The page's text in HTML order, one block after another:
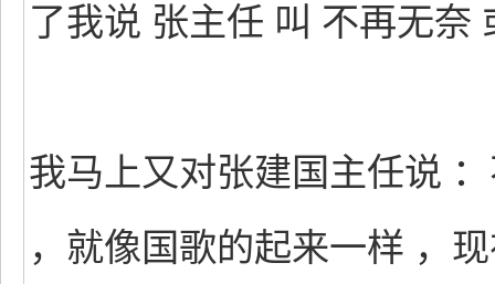
了我说 张主任 叫 不再无奈
我马上又对张建国主任说
，就像国歌的起来一样 ，